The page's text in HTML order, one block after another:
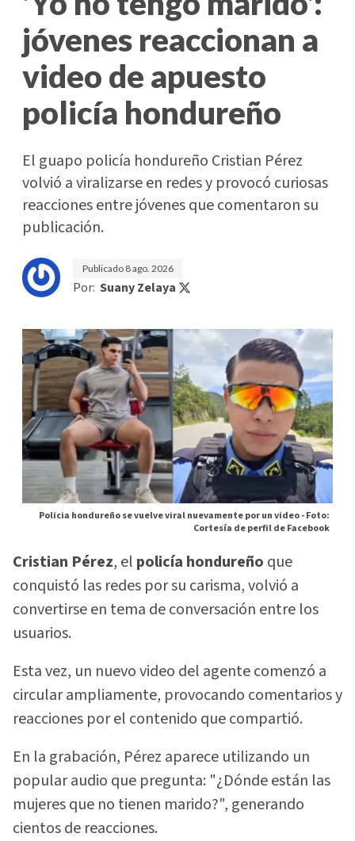
jóvenes reaccionan a
video de apuesto
policía hondureño
El guapo policía hondureño Cristian Pérez
volvió a viralizarse en redes y provocó curiosas
reacciones entre jóvenes que comentaron su
publicación.
Publicado 8 ago. 2026
Por: Suany Zelaya
Policia hondureño se vuelve viral nuevamente por un video -Foto:
Cortesía de perfil de Facebook
Cristian Pérez, el policía hondureño que
conquistó las redes por su carisma, volvió a
convertirse en tema de conversación entre los
usuarios.
Esta vez, un nuevo video del agente comenzó a
circular ampliamente, provocando comentarios y
reacciones por el contenido que compartió.
En la grabación, Pérez aparece utilizando un
popular audio que pregunta: "¿Dónde están las
mujeres que no tienen marido?", generando
cientos de reacciones.